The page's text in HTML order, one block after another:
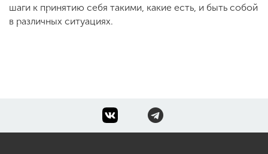
шаги к принятию себя такими, какие есть, и быть собой
в различных ситуациях.